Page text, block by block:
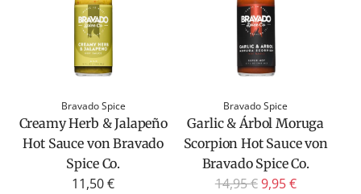
Bravado Spice
Creamy Herb & Jalapeño
Hot Sauce von Bravado
Spice Co.
11,50 €
Bravado Spice
Garlic & Árbol Moruga
Scorpion Hot Sauce von
Bravado Spice Co.
R
14,95 €9,95 €